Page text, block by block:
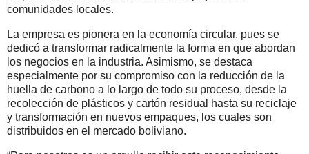
comunidades locales.
La empresa es pionera en la economía circular, pues se
dedicó a transformar radicalmente la forma en que abordan
los negocios en la industria. Asimismo, se destaca
especialmente por su compromiso con la reducción de la
huella de carbono a lo largo de todo su proceso, desde la
recolección de plásticos y cartón residual hasta su reciclaje
y transformación en nuevos empaques, los cuales son
distribuidos en el mercado boliviano.